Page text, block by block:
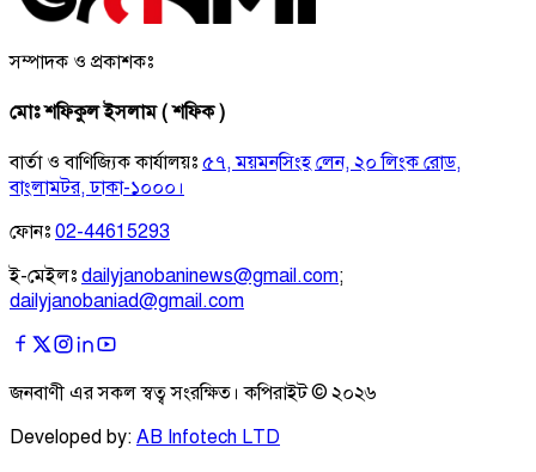
সম্পাদক ও প্রকাশকঃ
মোঃ শফিকুল ইসলাম ( শফিক )
বার্তা ও বাণিজ্যিক কার্যালয়ঃ ৫৭, ময়মনসিংহ লেন, ২০ লিংক রোড,
বাংলামটর, ঢাকা-১০০০।
ফোনঃ 02-44615293
ই-মেইলঃ dailyjanobaninews@gmail.com;
dailyjanobaniad@gmail.com
জনবাণী এর সকল স্বত্ব সংরক্ষিত। কপিরাইট © ২০২৬
Developed by: AB Infotech LTD